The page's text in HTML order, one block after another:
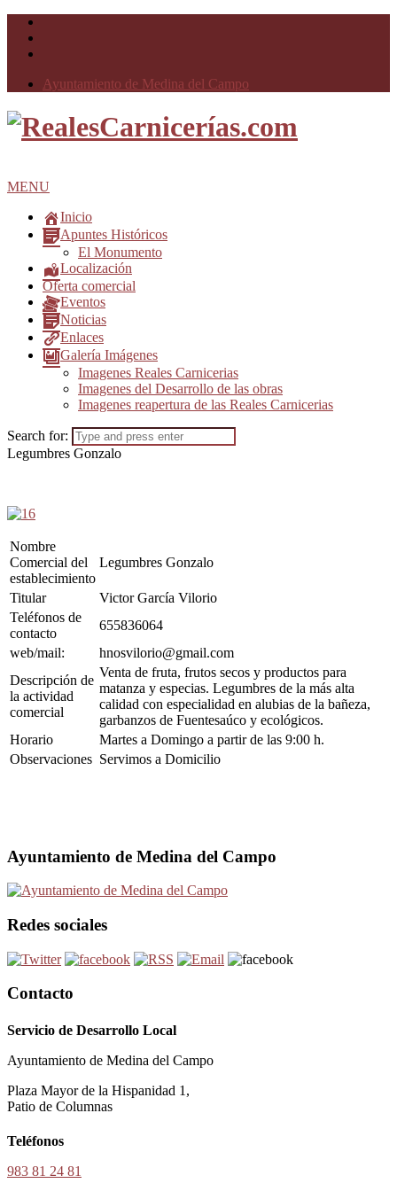
Ayuntamiento de Medina del Campo
MENU
Inicio
Apuntes Históricos
El Monumento
Localización
Oferta comercial
Eventos
Noticias
Enlaces
Galería Imágenes
Imagenes Reales Carnicerias
Imagenes del Desarrollo de las obras
Imagenes reapertura de las Reales Carnicerias
Search for:
Legumbres Gonzalo
Nombre
Comercial del
establecimiento
Legumbres Gonzalo
Titular
Victor García Vilorio
Teléfonos de
contacto
655836064
web/mail:
hnosvilorio@gmail.com
Descripción de
la actividad
comercial
Venta de fruta, frutos secos y productos para
matanza y especias. Legumbres de la más alta
calidad con especialidad en alubias de la bañeza,
garbanzos de Fuentesaúco y ecológicos.
Horario
Martes a Domingo a partir de las 9:00 h.
Observaciones Servimos a Domicilio
Ayuntamiento de Medina del Campo
Redes sociales
Contacto
Servicio de Desarrollo Local
Ayuntamiento de Medina del Campo
Plaza Mayor de la Hispanidad 1,
Patio de Columnas
Teléfonos
983 81 24 81